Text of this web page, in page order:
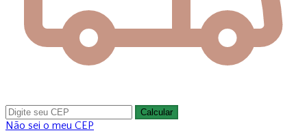
Calcular
Não sei o meu CEP